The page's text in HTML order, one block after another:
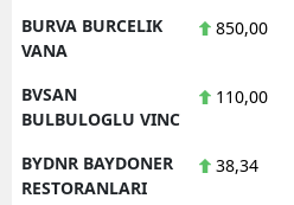
BURVA BURCELIK
VANA
850,00
BVSAN
BULBULOGLU VINC
110,00
BYDNR BAYDONER
RESTORANLARI
38,34